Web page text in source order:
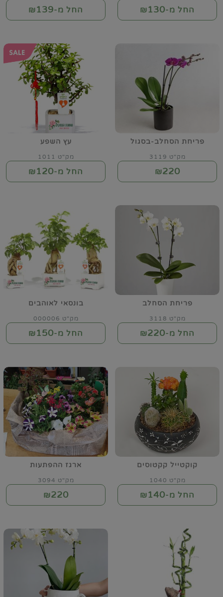
החל מ-₪130 החל מ-₪139
פריחת הסחלב-בסגול
מק"ט 3119
₪220
עץ השפע
מק"ט 1011
החל מ-₪120
פריחת הסחלב
מק"ט 3118
החל מ-₪220
בונסאי לאוהבים
מק"ט 000006
החל מ-₪150
קוקטייל קקטוסים
מק"ט 1040
החל מ-₪140
ארגז ההפתעות
מק"ט 3094
₪220